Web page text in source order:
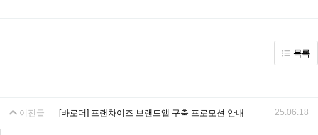
목록
이전글 [바로더] 프랜차이즈 브랜드앱 구축 프로모션 안내 25.06.18